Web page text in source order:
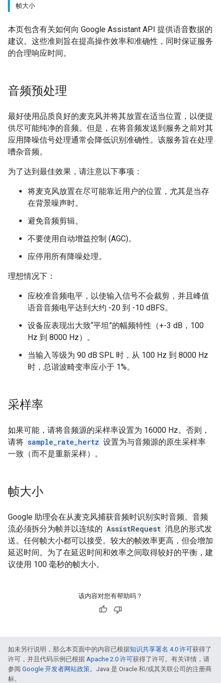
帧大小
本页包含有关如何向 Google Assistant API 提供语音数据的
建议。这些准则旨在提高操作效率和准确性，同时保证服务
的合理响应时间。
音频预处理
最好使用品质良好的麦克风并将其放置在适当位置，以便提
供尽可能纯净的音频。但是，在将音频发送到服务之前对其
应用降噪信号处理通常会降低识别准确性。该服务旨在处理
嘈杂音频。
为了达到最佳效果，请注意以下事项：
将麦克风放置在尽可能靠近用户的位置，尤其是当存
在背景噪声时。
避免音频剪辑。
不要使用自动增益控制 (AGC)。
应停用所有降噪处理。
理想情况下：
应校准音频电平，以使输入信号不会裁剪，并且峰值
语音音频电平达到大约 -20 到 -10 dBFS。
设备应表现出大致“平坦”的幅频特性（+-3 dB，100
Hz 到 8000 Hz）。
当输入等级为 90 dB SPL 时，从 100 Hz 到 8000 Hz
时，总谐波畸变率应小于 1%。
采样率
如果可能，请将音频源的采样率设置为 16000 Hz。否则，
请将 sample_rate_hertz 设置为与音频源的原生采样率
一致（而不是重新采样）。
帧大小
Google 助理会在从麦克风捕获音频时识别实时音频。音频
流必须拆分为帧并以连续的 AssistRequest 消息的形式发
送。任何帧大小都可以接受。较大的帧效率更高，但会增加
延迟时间。为了在延迟时间和效率之间取得较好的平衡，建
议使用 100 毫秒的帧大小。
该内容对您有帮助吗？
如未另行说明，那么本页面中的内容已根据知识共享署名 4.0 许可获得了
许可，并且代码示例已根据 Apache 2.0 许可获得了许可。有关详情，请
参阅 Google 开发者网站政策。Java 是 Oracle 和/或其关联公司的注册商
标。